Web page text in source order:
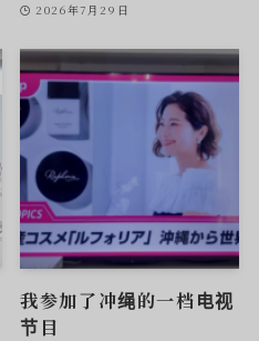
2026年7月29日
我参加了冲绳的一档电视
节目